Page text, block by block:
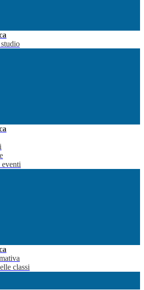
classi